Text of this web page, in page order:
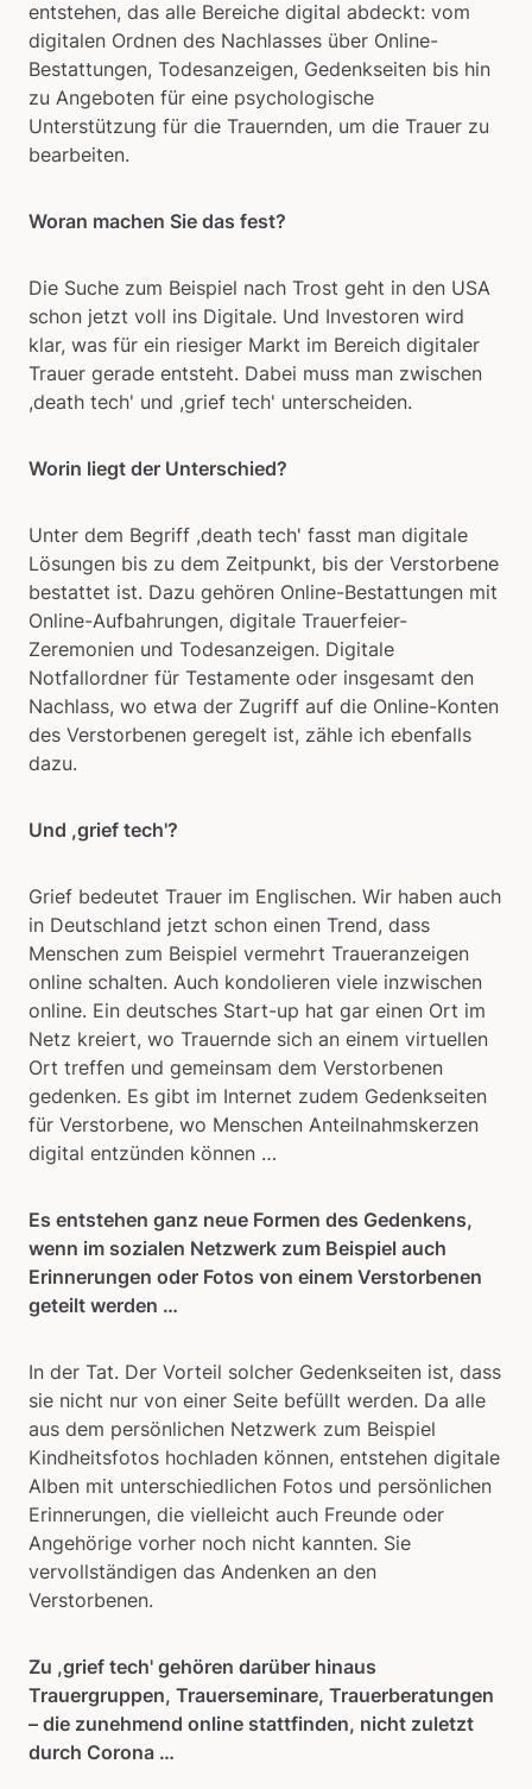
entstehen, das alle Bereiche digital abdeckt: vom
digitalen Ordnen des Nachlasses über Online-
Bestattungen, Todesanzeigen, Gedenkseiten bis hin
zu Angeboten für eine psychologische
Unterstützung für die Trauernden, um die Trauer zu
bearbeiten.
Woran machen Sie das fest?
Die Suche zum Beispiel nach Trost geht in den USA
schon jetzt voll ins Digitale. Und Investoren wird
klar, was für ein riesiger Markt im Bereich digitaler
Trauer gerade entsteht. Dabei muss man zwischen
,death tech' und ,grief tech' unterscheiden.
Worin liegt der Unterschied?
Unter dem Begriff ,death tech' fasst man digitale
Lösungen bis zu dem Zeitpunkt, bis der Verstorbene
bestattet ist. Dazu gehören Online-Bestattungen mit
Online-Aufbahrungen, digitale Trauerfeier-
Zeremonien und Todesanzeigen. Digitale
Notfallordner für Testamente oder insgesamt den
Nachlass, wo etwa der Zugriff auf die Online-Konten
des Verstorbenen geregelt ist, zähle ich ebenfalls
dazu.
Und ,grief tech'?
Grief bedeutet Trauer im Englischen. Wir haben auch
in Deutschland jetzt schon einen Trend, dass
Menschen zum Beispiel vermehrt Traueranzeigen
online schalten. Auch kondolieren viele inzwischen
online. Ein deutsches Start-up hat gar einen Ort im
Netz kreiert, wo Trauernde sich an einem virtuellen
Ort treffen und gemeinsam dem Verstorbenen
gedenken. Es gibt im Internet zudem Gedenkseiten
für Verstorbene, wo Menschen Anteilnahmskerzen
digital entzünden können …
Es entstehen ganz neue Formen des Gedenkens,
wenn im sozialen Netzwerk zum Beispiel auch
Erinnerungen oder Fotos von einem Verstorbenen
geteilt werden …
In der Tat. Der Vorteil solcher Gedenkseiten ist, dass
sie nicht nur von einer Seite befüllt werden. Da alle
aus dem persönlichen Netzwerk zum Beispiel
Kindheitsfotos hochladen können, entstehen digitale
Alben mit unterschiedlichen Fotos und persönlichen
Erinnerungen, die vielleicht auch Freunde oder
Angehörige vorher noch nicht kannten. Sie
vervollständigen das Andenken an den
Verstorbenen.
Zu ,grief tech' gehören darüber hinaus
Trauergruppen, Trauerseminare, Trauerberatungen
– die zunehmend online stattfinden, nicht zuletzt
durch Corona …